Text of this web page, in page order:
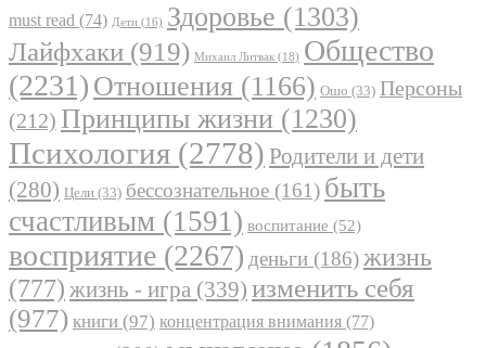
must read (74) Дети (16) Здоровье (1303)
Лайфхаки (919) Михаил Литвак (18) Общество
(2231) Отношения (1166) Ошо (33) Персоны
(212) Принципы жизни (1230)
Психология (2778) Родители и дети
(280) Цели (33) бессознательное (161) быть
счастливым (1591) воспитание (52)
восприятие (2267) деньги (186)жизнь
(777) жизнь - игра (339) изменить себя
(977) книги (97) концентрация внимания (77)